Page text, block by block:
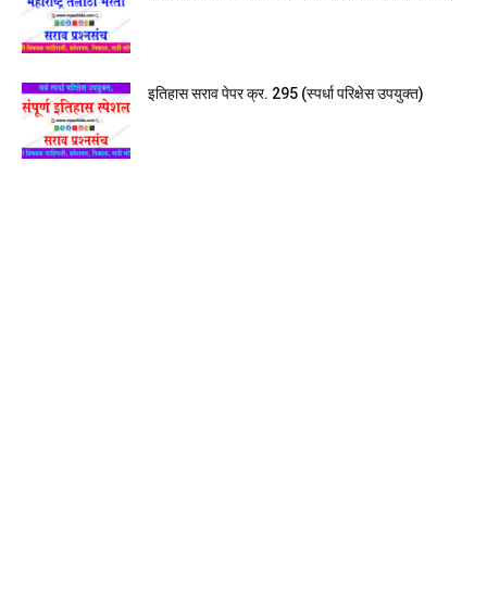
इतिहास सराव पेपर क्र. 295 (स्पर्धा परिक्षेस उपयुक्त)